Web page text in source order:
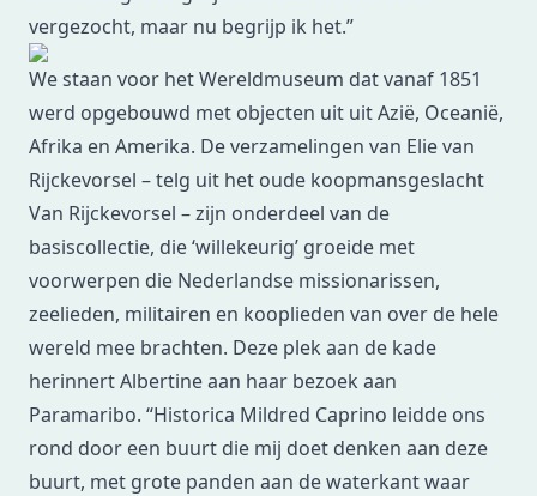
vergezocht, maar nu begrijp ik het.”
We staan voor het Wereldmuseum dat vanaf 1851
werd opgebouwd met objecten uit uit Azië, Oceanië,
Afrika en Amerika. De verzamelingen van Elie van
Rijckevorsel – telg uit het oude koopmansgeslacht
Van Rijckevorsel – zijn onderdeel van de
basiscollectie, die ‘willekeurig’ groeide met
voorwerpen die Nederlandse missionarissen,
zeelieden, militairen en kooplieden van over de hele
wereld mee brachten. Deze plek aan de kade
herinnert Albertine aan haar bezoek aan
Paramaribo. “Historica Mildred Caprino leidde ons
rond door een buurt die mij doet denken aan deze
buurt, met grote panden aan de waterkant waar